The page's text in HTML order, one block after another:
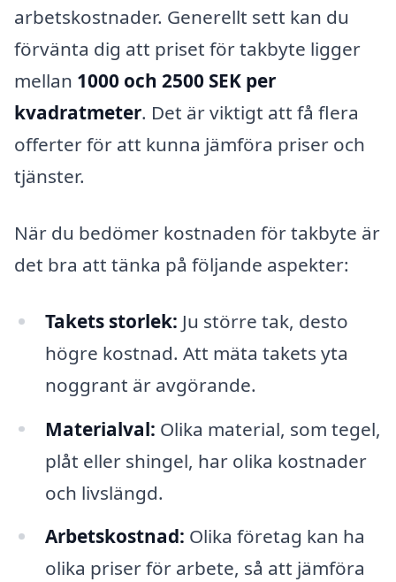
arbetskostnader. Generellt sett kan du
förvänta dig att priset för takbyte ligger
mellan 1000 och 2500 SEK per
kvadratmeter. Det är viktigt att få flera
offerter för att kunna jämföra priser och
tjänster.
När du bedömer kostnaden för takbyte är
det bra att tänka på följande aspekter:
Takets storlek: Ju större tak, desto
högre kostnad. Att mäta takets yta
noggrant är avgörande.
Materialval: Olika material, som tegel,
plåt eller shingel, har olika kostnader
och livslängd.
Arbetskostnad: Olika företag kan ha
olika priser för arbete, så att jämföra